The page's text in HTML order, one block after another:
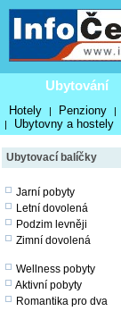
Ubytování
Hotely | Penziony |
| Ubytovny a hostely
Ubytovací balíčky
Jarní pobyty
Letní dovolená
Podzim levněji
Zimní dovolená
Wellness pobyty
Aktivní pobyty
Romantika pro dva